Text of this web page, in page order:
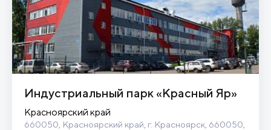
Индустриальный парк «Красный Яр»
Красноярский край
660050, Красноярский край, г. Красноярск, 660050,